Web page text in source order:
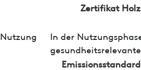
Zertifikat Holz
Nutzung
In der
Emissionsstandard